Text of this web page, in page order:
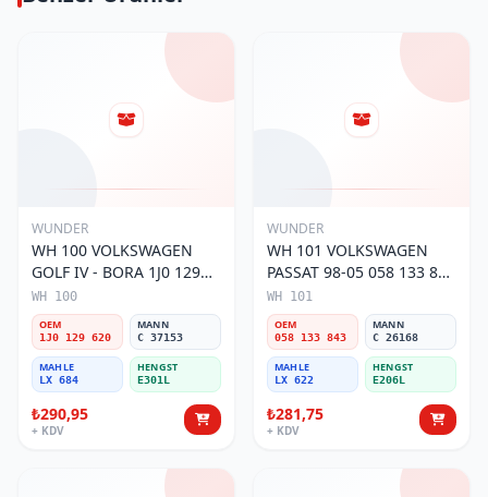
WUNDER
WH 100 VOLKSWAGEN
GOLF IV - BORA 1J0 129
620 Hava Filtresi
WH 100
OEM
1J0 129 620
MANN
C 37153
MAHLE
LX 684
HENGST
E301L
₺290,95
+ KDV
WUNDER
WH 101 VOLKSWAGEN
PASSAT 98-05 058 133 843
Hava Filtresi
WH 101
OEM
058 133 843
MANN
C 26168
MAHLE
LX 622
HENGST
E206L
₺281,75
+ KDV